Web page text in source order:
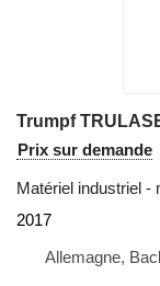
Trumpf
Prix sur demande
Matériel industriel -
2017
Allemagne,